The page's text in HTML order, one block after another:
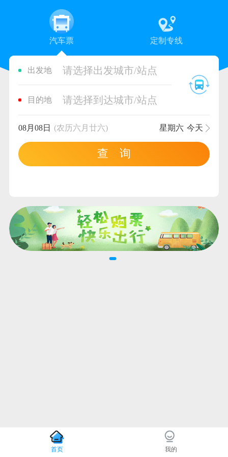
汽车票 定制专线
出发地 请选择出发城市/站点
目的地 请选择到达城市/站点
08月08日 (农历六月廿六) 星期六 今天
查 询
首页 我的